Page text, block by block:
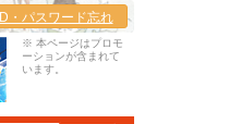
ID・パスワード忘れ
※ 本ページはプロモ
ーションが含まれて
います。